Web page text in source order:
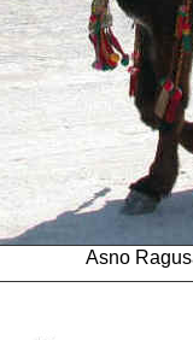
Asno